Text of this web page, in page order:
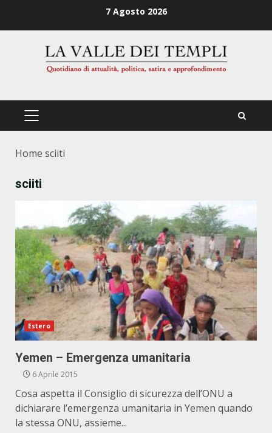
7 Agosto 2026
PRIMÄRES
Home sciiti
sciiti
Estero
Yemen – Emergenza umanitaria
6 Aprile 2015
Cosa aspetta il Consiglio di sicurezza dell’ONU a
dichiarare l’emergenza umanitaria in Yemen quando
la stessa ONU, assieme...